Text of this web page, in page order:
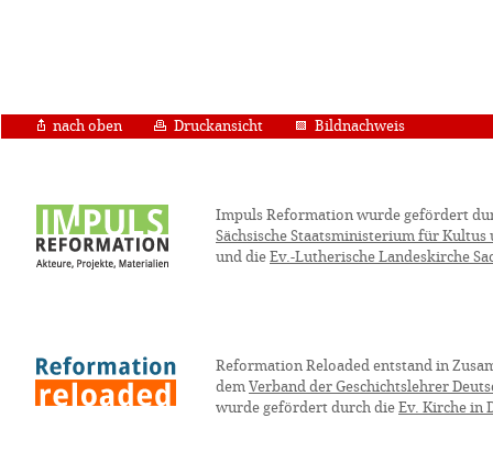
nach oben Druckansicht Bildnachweis
Impuls Reformation wurde gefördert
Sächsische Staatsministerium für Kultus
und die Ev.-Lutherische Landeskirche
Reformation Reloaded entstand in
dem Verband der Geschichtslehrer
wurde gefördert durch die Ev. Kirche in